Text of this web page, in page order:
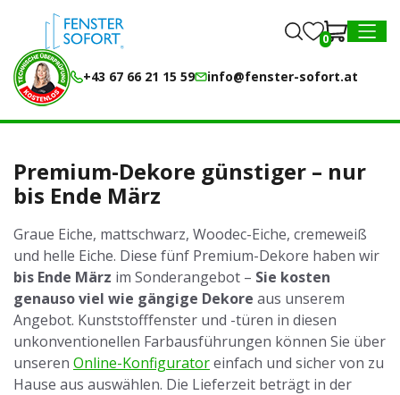
MENU
+43 67 66 21 15 59 info@fenster-sofort.at
0
Premium-Dekore günstiger – nur
bis Ende März
Graue Eiche, mattschwarz, Woodec-Eiche, cremeweiß
und helle Eiche. Diese fünf Premium-Dekore haben wir
bis Ende März im Sonderangebot – Sie kosten
genauso viel wie gängige Dekore aus unserem
Angebot. Kunststofffenster und -türen in diesen
unkonventionellen Farbausführungen können Sie über
unseren Online-Konfiguratoreinfach und sicher von zu
Hause aus auswählen. Die Lieferzeit beträgt in der